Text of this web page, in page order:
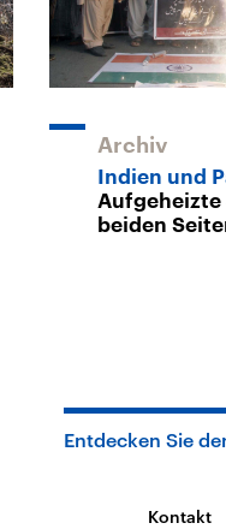
Archiv
Indien und
beiden
Entdecken Sie
Kontakt